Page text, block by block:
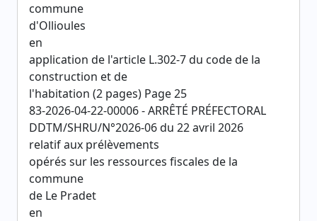
commune
d'Ollioules
en
application de l'article L.302-7 du code de la
construction et de
l'habitation (2 pages) Page 25
83-2026-04-22-00006 - ARRÊTÉ PRÉFECTORAL
DDTM/SHRU/N°2026-06 du 22 avril 2026
relatif aux prélèvements
opérés sur les ressources fiscales de la
commune
de Le Pradet
en